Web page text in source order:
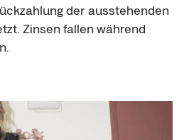
der ausstehenden
Zinsen fallen während